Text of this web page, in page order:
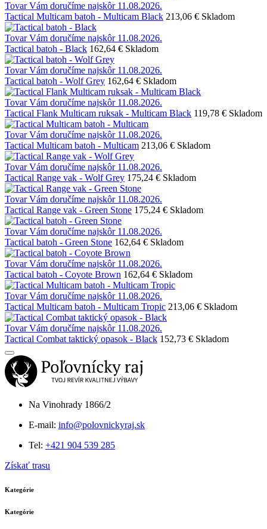
Tovar Vám doručíme najskôr 11.08.2026.
Tactical Multicam batoh - Multicam Black 213,06 € Skladom
Tovar Vám doručíme najskôr 11.08.2026.
Tactical batoh - Black 162,64 € Skladom
Tovar Vám doručíme najskôr 11.08.2026.
Tactical batoh - Wolf Grey 162,64 € Skladom
Tovar Vám doručíme najskôr 11.08.2026.
Tactical Flank Multicam ruksak - Multicam Black 119,78 € Skladom
Tovar Vám doručíme najskôr 11.08.2026.
Tactical Multicam batoh - Multicam 213,06 € Skladom
Tovar Vám doručíme najskôr 11.08.2026.
Tactical Range vak - Wolf Grey 175,24 € Skladom
Tovar Vám doručíme najskôr 11.08.2026.
Tactical Range vak - Green Stone 175,24 € Skladom
Tovar Vám doručíme najskôr 11.08.2026.
Tactical batoh - Green Stone 162,64 € Skladom
Tovar Vám doručíme najskôr 11.08.2026.
Tactical batoh - Coyote Brown 162,64 € Skladom
Tovar Vám doručíme najskôr 11.08.2026.
Tactical Multicam batoh - Multicam Tropic 213,06 € Skladom
Tovar Vám doručíme najskôr 11.08.2026.
Tactical Combat taktický opasok - Black 152,73 € Skladom
Na Vinohrady 1866/2
E-mail: info@polovnickyraj.sk
Tel: +421 904 539 285
Získať trasu
Kategórie
Kategórie